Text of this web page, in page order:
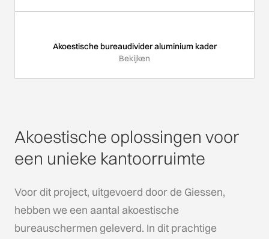
Akoestische bureaudivider aluminium kader
Bekijken
Akoestische oplossingen voor
een unieke kantoorruimte
Voor dit project, uitgevoerd door de Giessen,
hebben we een aantal akoestische
bureauschermen geleverd. In dit prachtige